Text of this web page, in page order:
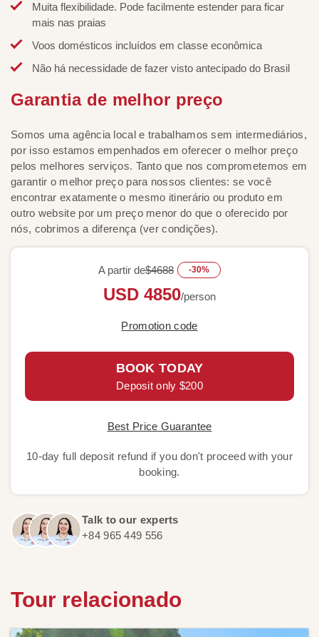
Muita flexibilidade. Pode facilmente estender para ficar
mais nas praias
Voos domésticos incluídos em classe econômica
Não há necessidade de fazer visto antecipado do Brasil
Garantia de melhor preço
Somos uma agência local e trabalhamos sem intermediários,
por isso estamos empenhados em oferecer o melhor preço
pelos melhores serviços. Tanto que nos comprometemos em
garantir o melhor preço para nossos clientes: se você
encontrar exatamente o mesmo itinerário ou produto em
outro website por um preço menor do que o oferecido por
nós, cobrimos a diferença (ver condições).
A partir de$4688 -30%
USD 4850/person
Promotion code
BOOK TODAY
Deposit only $200
Best Price Guarantee
10-day full deposit refund if you don't proceed with your
booking.
Talk to our experts
+84 965 449 556
Tour relacionado